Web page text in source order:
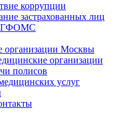
коррупции
застрахованных лиц
организации Москвы
организации
полисов
услуг